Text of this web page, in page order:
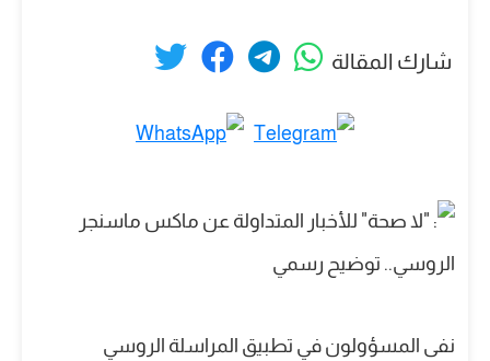
شارك المقالة
نفى المسؤولون في تطبيق المراسلة الروسي